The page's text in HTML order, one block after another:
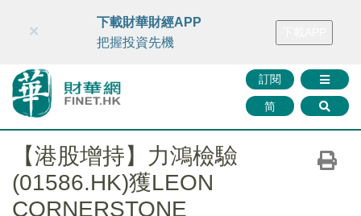
財華智庫網 FINTV FINMETA 財華證券 媒體矩陣
訂閱
简
×
下載財華財經APP
把握投資先機
【港股增持】力鴻檢驗
(01586.HK)獲LEON
CORNERSTONE